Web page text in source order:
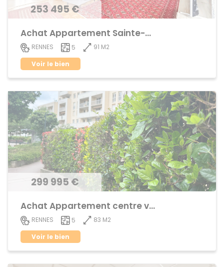
253 495 €
Achat Appartement Sainte-Thérèse
RENNES 5
91 M2
Voir le bien
299 995 €
Achat Appartement centre ville
RENNES 5
83 M2
Voir le bien